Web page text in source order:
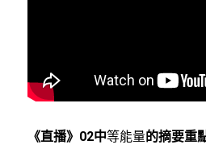
《直播》02中等能量的摘要重